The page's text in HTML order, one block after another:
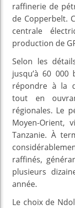
raffinerie de
de Copperbelt.
centrale
production de
Selon les
jusqu’à 60
répondre à la
tout en
régionales. Le
Moyen-Orient,
Tanzanie. À
raffinés,
plusieurs
année.
Le choix de